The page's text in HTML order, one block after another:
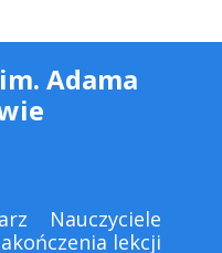
Adama
Nauczyciele
lekcji